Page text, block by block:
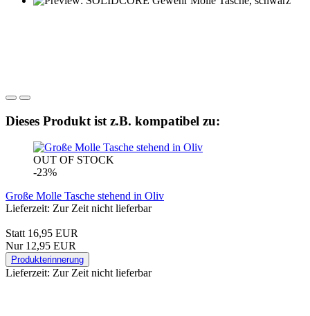
Dieses Produkt ist z.B. kompatibel zu:
OUT OF STOCK
-23%
Große Molle Tasche stehend in Oliv
Lieferzeit: Zur Zeit nicht lieferbar
Statt 16,95 EUR
Nur 12,95 EUR
Produkterinnerung
Lieferzeit: Zur Zeit nicht lieferbar